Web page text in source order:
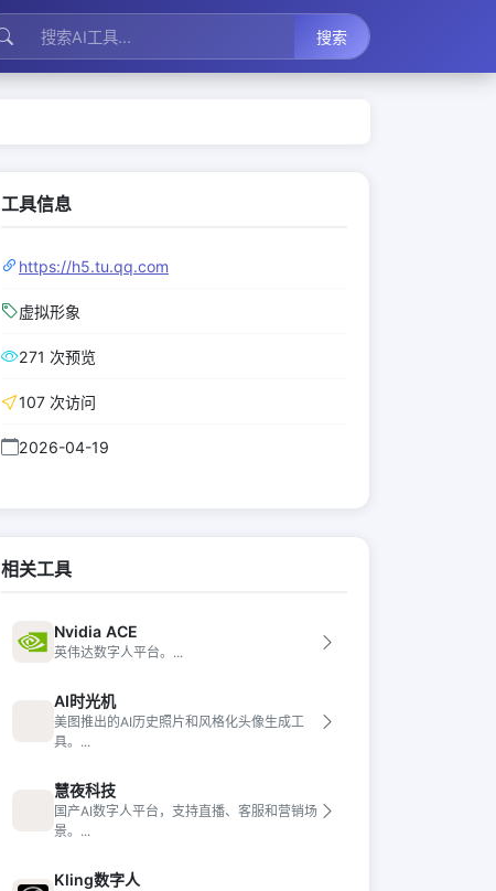
搜索
工具信息
https://h5.tu.qq.com
虚拟形象
271 次预览
107 次访问
2026-04-19
相关工具
Nvidia ACE
英伟达数字人平台。...
AI时光机
美图推出的AI历史照片和风格化头像生成工
具。...
慧夜科技
国产AI数字人平台，支持直播、客服和营销场
景。...
Kling数字人